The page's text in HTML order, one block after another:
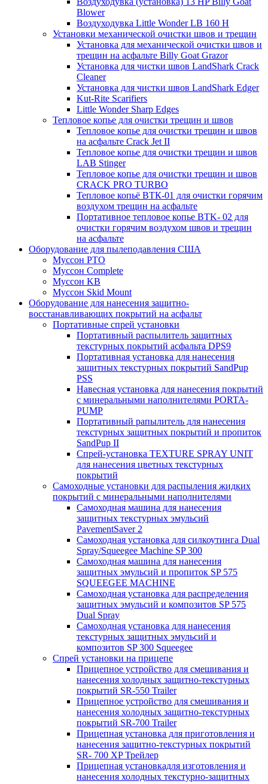
Blower
Воздуходувка Little Wonder LB 160 H
Установки механической очистки швов и трещин
Установка для механической очистки швов и
трещин на асфальте Billy Goat Grazor
Установка для чистки швов LandShark Crack
Cleaner
Установка для чистки швов LandShark Edger
Kut-Rite Scarifiers
Little Wonder Sharp Edges
Тепловое копье для очистки трещин и швов
Тепловое копье для очистки трещин и швов
на асфальте Crack Jet II
Тепловое копье для очистки трещин и швов
LAB Stinger
Тепловое копье для очистки трещин и швов
CRACK PRO TURBO
Тепловое копьё ВТК-01 для очистки горячим
воздухом трещин на асфальте
Портативное тепловое копье BTK- 02 для
очистки горячим воздухом швов и трещин
на асфальте
Оборудование для пылеподавления США
Муссон PTO
Муссон Complete
Муссон KB
Муссон Skid Mount
Оборудование для нанесения защитно-
восстанавливающих покрытий на асфальт
Портативные спрей установки
Портативный распылитель защитных
текстурных покрытий асфальта DPS9
Портативная установка для нанесения
защитных текстурных покрытий SandPup
PSS
Навесная установка для нанесения покрытий
с минеральными наполнителями PORTA-
PUMP
Портативный рапылитель для нанесения
текстурных защитных покрытий и пропиток
SandPup II
Спрей-установка TEXTURE SPRAY UNIT
для нанесения цветных текстурных
покрытий
Самоходные установки для распыления жидких
покрытий с минеральными наполнителями
Самоходная машина для нанесения
защитных текстурных эмульсий
PavementSaver 2
Самоходная установка для силкоутинга Dual
Spray/Squeegee Machine SP 300
Самоходная машина для нанесения
защитных эмульсий и пропиток SP 575
SQUEEGEE MACHINE
Самоходная установка для распределения
защитных эмульсий и композитов SP 575
Dual Spray
Самоходная установка для нанесения
текстурных защитных эмульсий и
композитов SP 300 Squeegee
Спрей установки на прицепе
Прицепное устройство для смешивания и
нанесения холодных защитно-текстурных
покрытий SR-550 Trailer
Прицепное устройство для смешивания и
нанесения холодных защитно-текстурных
покрытий SR-700 Trailer
Прицепная установка для приготовления и
нанесения защитно-текстурных покрытий
SR- 700 XP Трейлер
Прицепная установкадля изготовления и
нанесения холодных текстурно-защитных